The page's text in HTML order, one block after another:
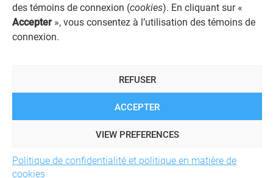
des témoins de connexion (cookies). En cliquant sur «
Accepter », vous consentez à l’utilisation des témoins de
connexion.
ACCEPTER
REFUSER
VIEW PREFERENCES
Politique de confidentialité et politique en matière de
cookies
AVIS JURIDIQUE GÉNÉRAL
REGISTRE DES CONFLITS D'INTÉRÊTS
LIENS UTILES
© 2026 Société de services financiers Fonds FMOQ inc.Tous
droits réservés.